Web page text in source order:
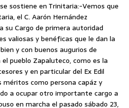
sostiene en Trinitaria:-Vemos que
el C. Aarón Hernández
su Cargo de primera autoridad
valiosas y benéficas que le dan la
y con buenos augurios de
pueblo Zapaluteco, como es la
y en particular del Ex Edil
méritos como persona capáz y
a ocupar otro importante cargo a
en marcha el pasado sábado 23,